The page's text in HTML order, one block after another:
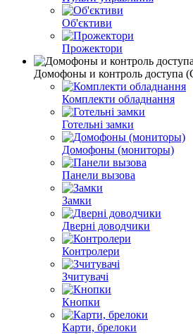
Об'єктиви
Прожектори
Домофоны и контроль доступа
Комплекти обладнання
Готельні замки
Домофоны (мониторы)
Панели вызова
Замки
Дверні доводчики
Контролери
Зчитувачі
Кнопки
Карти, брелоки